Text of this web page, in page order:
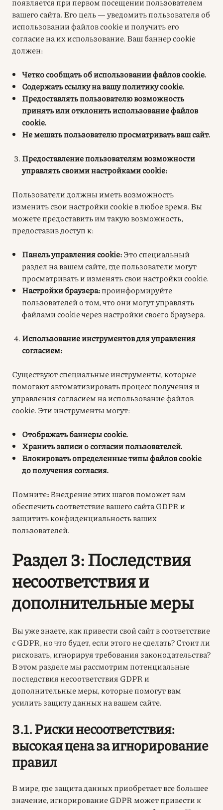
вашего сайта. Его цель — уведомить пользователя об
использовании файлов cookie и получить его
согласие на их использование. Ваш баннер cookie
должен:
Четко сообщать об использовании файлов cookie.
Содержать ссылку на вашу политику cookie.
Предоставлять пользователю возможность
принять или отклонить использование файлов
cookie.
Не мешать пользователю просматривать ваш сайт.
Предоставление пользователям возможности
управлять своими настройками cookie:
Пользователи должны иметь возможность
изменить свои настройки cookie в любое время. Вы
можете предоставить им такую возможность,
предоставив доступ к:
Панель управления cookie:Это специальный
раздел на вашем сайте, где пользователи могут
просматривать и изменять свои настройки cookie.
Настройки браузера:проинформируйте
пользователей о том, что они могут управлять
файлами cookie через настройки своего браузера.
Использование инструментов для управления
согласием:
Существуют специальные инструменты, которые
помогают автоматизировать процесс получения и
управления согласием на использование файлов
cookie. Эти инструменты могут:
Отображать баннеры cookie.
Хранить записи о согласии пользователей.
Блокировать определенные типы файлов cookie
до получения согласия.
Помните:Внедрение этих шагов поможет вам
обеспечить соответствие вашего сайта GDPR и
защитить конфиденциальность ваших
пользователей.
Раздел 3: Последствия
несоответствия и
дополнительные меры
Вы уже знаете, как привести свой сайт в соответствие
с GDPR, но что будет, если этого не сделать? Стоит ли
рисковать, игнорируя требования законодательства?
В этом разделе мы рассмотрим потенциальные
последствия несоответствия GDPR и
дополнительные меры, которые помогут вам
усилить защиту данных на вашем сайте.
3.1. Риски несоответствия:
высокая цена за игнорирование
правил
В мире, где защита данных приобретает все большее
значение, игнорирование GDPR может привести к